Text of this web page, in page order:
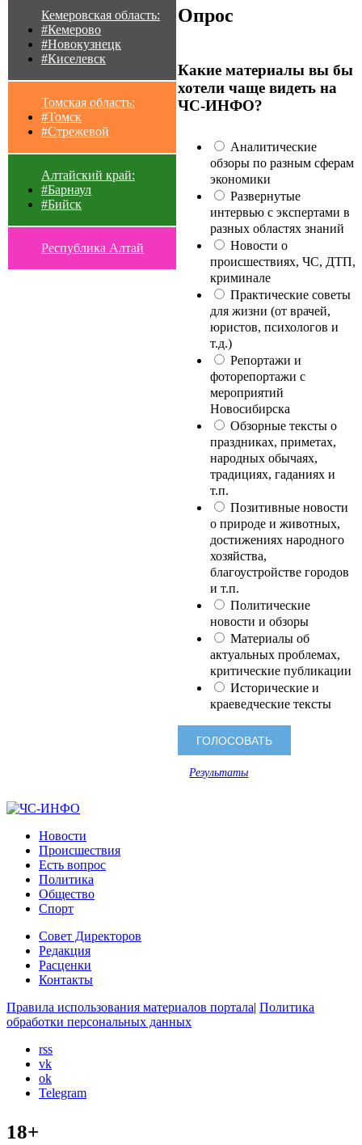
Кемеровская область:
#Кемерово
#Новокузнецк
#Киселевск
Томская область:
#Томск
#Стрежевой
Алтайский край:
#Барнаул
#Бийск
Республика Алтай
Опрос
Какие материалы вы бы
хотели чаще видеть на
ЧС-ИНФО?
Аналитические
обзоры по разным сферам
экономики
Развернутые
интервью с экспертами в
разных областях знаний
Новости о
происшествиях, ЧС, ДТП,
криминале
Практические советы
для жизни (от врачей,
юристов, психологов и
т.д.)
Репортажи и
фоторепортажи с
мероприятий
Новосибирска
Обзорные тексты о
праздниках, приметах,
народных обычаях,
традициях, гаданиях и
т.п.
Позитивные новости
о природе и животных,
достижениях народного
хозяйства,
благоустройстве городов
и т.п.
Политические
новости и обзоры
Материалы об
актуальных проблемах,
критические публикации
Исторические и
краеведческие тексты
Результаты
Новости
Происшествия
Есть вопрос
Политика
Общество
Спорт
Совет Директоров
Редакция
Расценки
Контакты
Правила использования материалов портала| Политика
обработки персональных данных
rss
vk
ok
Telegram
18+